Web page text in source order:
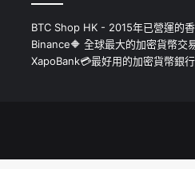
BTC Shop HK - 2015年已營運的
Binance🔶 全球最大的加密貨幣交
XapoBank💳最好用的加密貨幣銀